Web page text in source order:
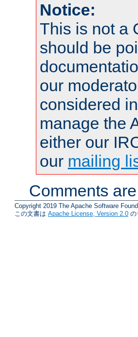
Notice:
This is not a
should be
our
considered
manage the
either our
our mailing
Comments
Copyright 2019 The Apache Software
この文書は Apache License, Version 2.0 の